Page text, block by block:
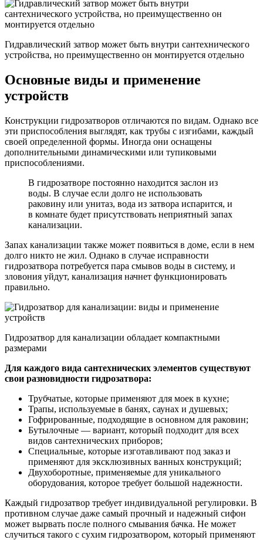
Гидравлический затвор может быть внутри сантехнического
устройства, но преимущественно он монтируется отдельно
Основные виды и применение
устройств
Конструкции гидрозатворов отличаются по видам. Однако все
эти приспособления выглядят, как трубы с изгибами, каждый
своей определенной формы. Иногда они оснащены
дополнительными динамическими или тупиковыми
приспособлениями.
В гидрозатворе постоянно находится заслон из
воды. В случае если долго не использовать
раковину или унитаз, вода из затвора испарится, и
в комнате будет присутствовать неприятный запах
канализации.
Запах канализации также может появиться в доме, если в нем
долго никто не жил. Однако в случае исправности
гидрозатвора потребуется пара смывов воды в систему, и
зловония уйдут, канализация начнет функционировать
правильно.
Гидрозатвор для канализации обладает компактными
размерами
Для каждого вида сантехнических элементов существуют
свои разновидности гидрозатвора:
Трубчатые, которые применяют для моек в кухне;
Трапы, используемые в банях, саунах и душевых;
Гофрированные, подходящие в основном для раковин;
Бутылочные — вариант, который подходит для всех
видов сантехнических приборов;
Специальные, которые изготавливают под заказ и
применяют для эксклюзивных ванных конструкций;
Двухоборотные, применяемые для уникального
оборудования, которое требует большой надежности.
Каждый гидрозатвор требует индивидуальной регулировки. В
противном случае даже самый прочный и надежный сифон
может вырвать после полного смывания бачка. Не может
случиться такого с сухим гидрозатвором, который применяют